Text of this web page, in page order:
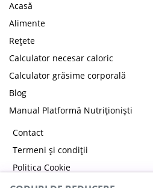
Acasă
Alimente
Rețete
Calculator necesar caloric
Calculator grăsime corporală
Blog
Manual Platformă Nutriționiști
Contact
Termeni și condiții
Politica Cookie
Politica de confidențialitate